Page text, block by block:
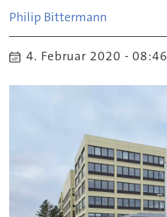
Philip Bittermann
4. Februar 2020 - 08:46